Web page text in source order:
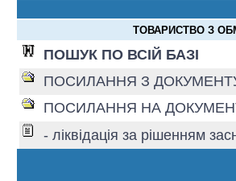
ТОВАРИСТВО З
ПОШУК ПО ВСІЙ БАЗІ
ПОСИЛАННЯ З
ПОСИЛАННЯ НА
- ліквідація за рішенням